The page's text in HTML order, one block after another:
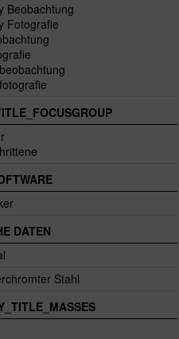
Beobachtung
Fotografie
DATEN
Stahl